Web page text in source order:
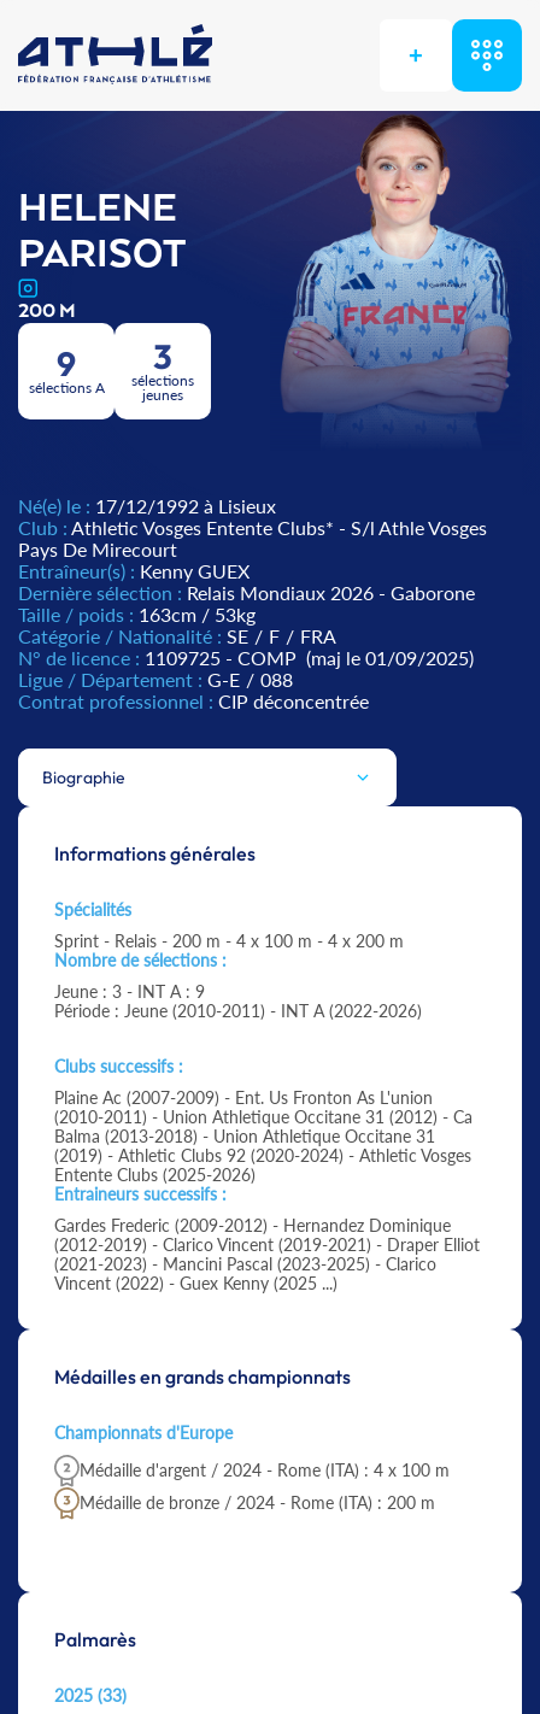
+
HELENE
PARISOT
200 M
9
sélections A
3
sélections
jeunes
Né(e) le : 17/12/1992 à Lisieux
Club : Athletic Vosges Entente Clubs* - S/l Athle Vosges
Pays De Mirecourt
Entraîneur(s) : Kenny GUEX
Dernière sélection : Relais Mondiaux 2026 - Gaborone
Taille / poids : 163cm / 53kg
Catégorie / Nationalité : SE / F / FRA
N° de licence : 1109725 - COMP (maj le 01/09/2025)
Ligue / Département : G-E / 088
Contrat professionnel : CIP déconcentrée
Biographie
Informations générales
Spécialités
Sprint - Relais - 200 m - 4 x 100 m - 4 x 200 m
Nombre de sélections :
Jeune : 3 - INT A : 9
Période : Jeune (2010-2011) - INT A (2022-2026)
Clubs successifs :
Plaine Ac (2007-2009) - Ent. Us Fronton As L'union
(2010-2011) - Union Athletique Occitane 31 (2012) - Ca
Balma (2013-2018) - Union Athletique Occitane 31
(2019) - Athletic Clubs 92 (2020-2024) - Athletic Vosges
Entente Clubs (2025-2026)
Entraineurs successifs :
Gardes Frederic (2009-2012) - Hernandez Dominique
(2012-2019) - Clarico Vincent (2019-2021) - Draper Elliot
(2021-2023) - Mancini Pascal (2023-2025) - Clarico
Vincent (2022) - Guex Kenny (2025 ...)
Médailles en grands championnats
Championnats d'Europe
Médaille d'argent / 2024 - Rome (ITA) : 4 x 100 m
Médaille de bronze / 2024 - Rome (ITA) : 200 m
Palmarès
2025 (33)